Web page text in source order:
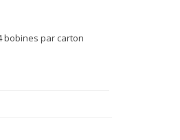
bobines par carton